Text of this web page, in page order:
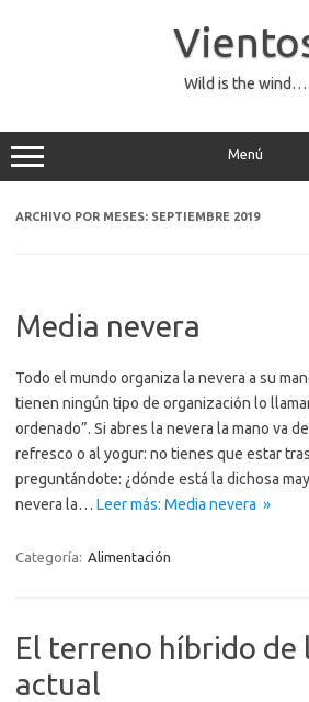
Wild is the wind…
Menú
ARCHIVO POR MESES: SEPTIEMBRE 2019
Media nevera
Todo el mundo organiza la nevera a su
tienen ningún tipo de organización lo
ordenado”. Si abres la nevera la mano va
refresco o al yogur: no tienes que estar
preguntándote: ¿dónde está la dichosa
nevera la… Leer más: Media nevera »
Categoría: Alimentación
El terreno híbrido de
actual